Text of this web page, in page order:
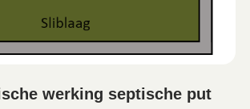
werking septische put